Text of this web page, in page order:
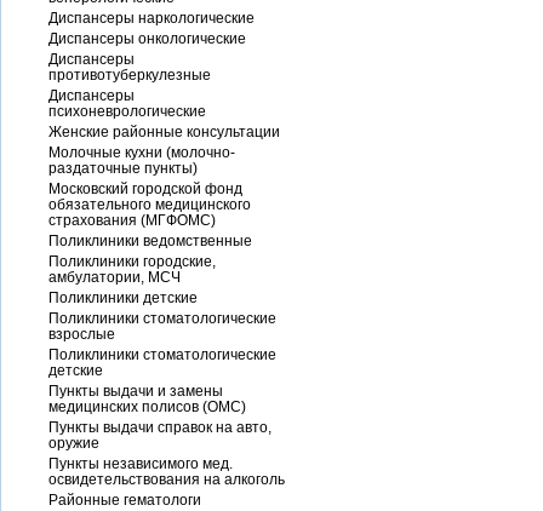
Диспансеры наркологические
Диспансеры онкологические
Диспансеры
противотуберкулезные
Диспансеры
психоневрологические
Женские районные консультации
Молочные кухни (молочно-
раздаточные пункты)
Московский городской фонд
обязательного медицинского
страхования (МГФОМС)
Поликлиники ведомственные
Поликлиники городские,
амбулатории, МСЧ
Поликлиники детские
Поликлиники стоматологические
взрослые
Поликлиники стоматологические
детские
Пункты выдачи и замены
медицинских полисов (ОМС)
Пункты выдачи справок на авто,
оружие
Пункты независимого мед.
освидетельствования на алкоголь
Районные гематологи